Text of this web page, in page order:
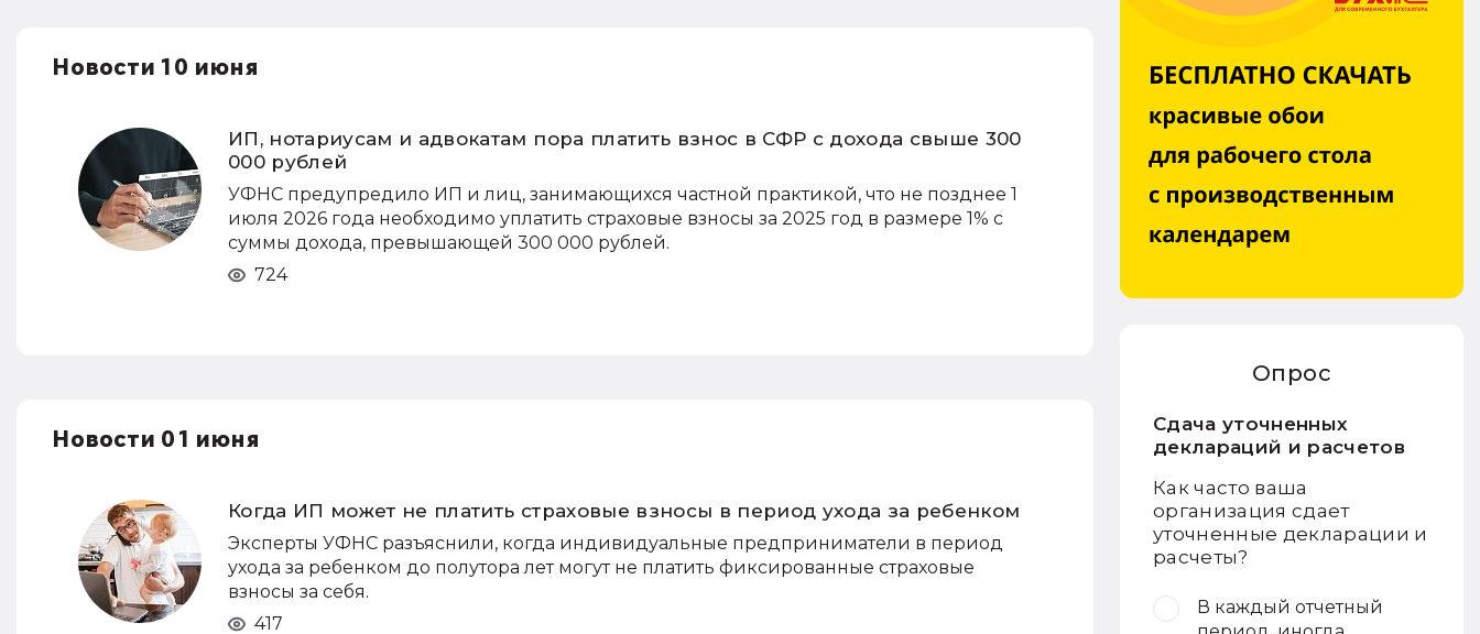
Новости 10 июня
ИП, нотариусам и адвокатам пора платить взнос в СФР с дохода свыше 300
000 рублей
УФНС предупредило ИП и лиц, занимающихся частной практикой, что не позднее 1
июля 2026 года необходимо уплатить страховые взносы за 2025 год в размере 1% с
суммы дохода, превышающей 300 000 рублей.
724
Новости 01 июня
Когда ИП может не платить страховые взносы в период ухода за ребенком
Эксперты УФНС разъяснили, когда индивидуальные предприниматели в период
ухода за ребенком до полутора лет могут не платить фиксированные страховые
взносы за себя.
417
Опрос
Сдача уточненных
деклараций и расчетов
Как часто ваша
организация сдает
уточненные декларации и
расчеты?
В каждый отчетный